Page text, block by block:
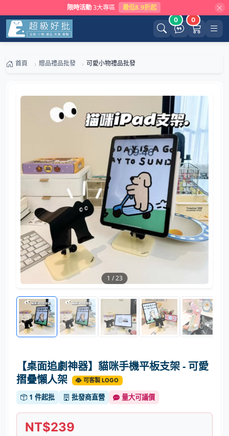
限時活動 3大專區 最低8.9折起
0 0
首頁 贈品禮品批發 可愛小物禮品批發
1 /23
【桌面追劇神器】貓咪手機平板支架 - 可愛
摺疊懶人架
可客製 LOGO
1 件起批 批發商直營 量大可議價
NT$239